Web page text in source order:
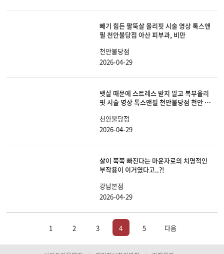
빼기 힘든 팔뚝살 올리핏 시술 영상 톡스앤
필 천안불당점 아산 피부과, 비만
천안불당점
2026-04-29
뱃살 때문에 스트레스 받지 말고 복부올리
핏 시술 영상 톡스앤필 천안불당점 천안 피
천안불당점
2026-04-29
살이 쭉쭉 빠진다는 마운자로의 치명적인
부작용이 이거였다고..?!
강남본점
2026-04-29
1 2 3 4 5 다음